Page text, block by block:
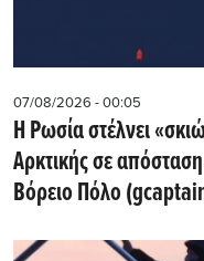
07/08/2026 - 00:05
Η Ρωσία στέλνει
Αρκτικής σε
Βόρειο Πόλο